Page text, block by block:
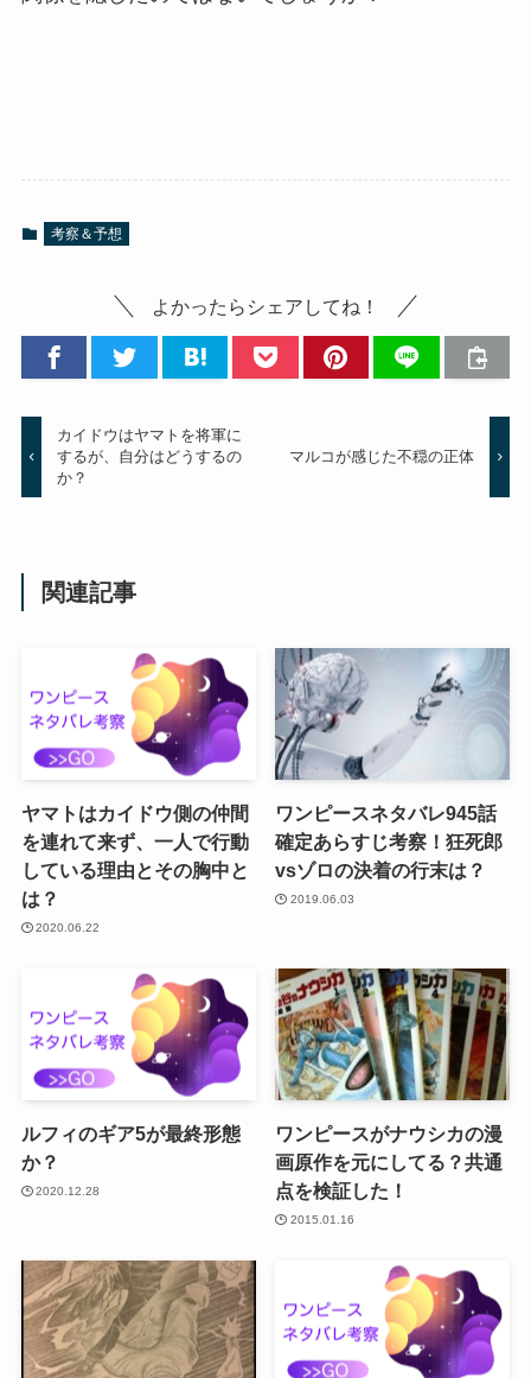
考察＆予想
よかったらシェアしてね！
カイドウはヤマトを将軍に
するが、自分はどうするの
か？
マルコが感じた不穏の正体
関連記事
ヤマトはカイドウ側の仲間
を連れて来ず、一人で行動
している理由とその胸中と
は？
2020.06.22
ワンピースネタバレ945話
確定あらすじ考察！狂死郎
vsゾロの決着の行末は？
2019.06.03
ルフィのギア5が最終形態
か？
2020.12.28
ワンピースがナウシカの漫
画原作を元にしてる？共通
点を検証した！
2015.01.16